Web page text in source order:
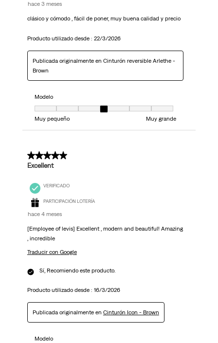
hace 3 meses
clásico y cómodo , fácil de poner, muy buena calidad y precio
Producto utilizado desde : 22/3/2026
Publicada originalmente en Cinturón reversible Arlethe -
Brown
Modelo
Modelo, 4 de 7, donde 1 es igual a Muy pequeño y 7 es igual a Muy
Muy pequeño
Muy grande
5 de 5 estrellas.
Excellent
VERIFICADO
PARTICIPACIÓN LOTERÍA
hace 4 meses
[Employee of levis] Excellent , modern and beautiful! Amazing
, incredible
Traducir con Google
Sí, Recomiendo este producto.
Producto utilizado desde : 16/3/2026
Publicada originalmente en Cinturón Icon - Brown
Modelo